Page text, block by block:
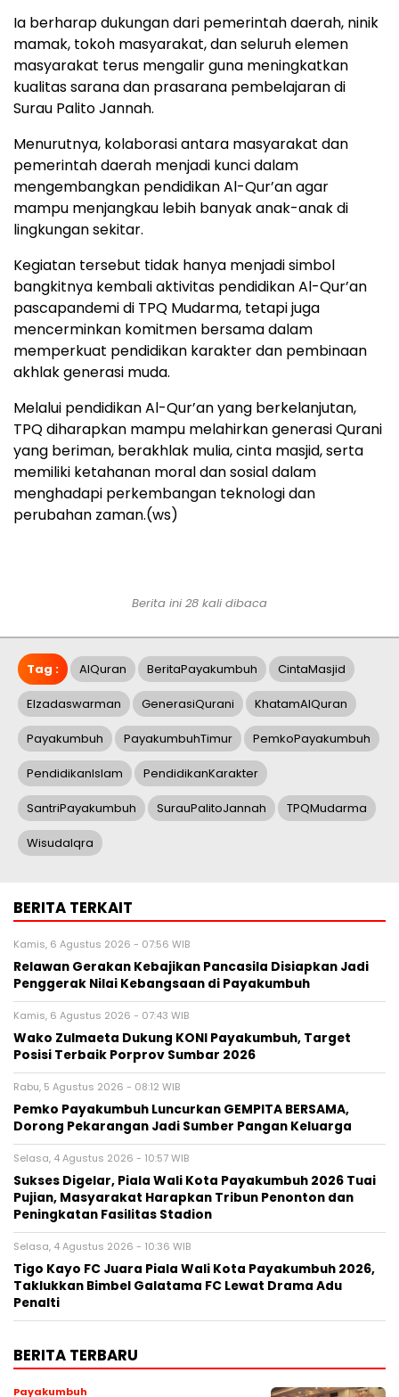
Ia berharap dukungan dari pemerintah daerah, ninik
mamak, tokoh masyarakat, dan seluruh elemen
masyarakat terus mengalir guna meningkatkan
kualitas sarana dan prasarana pembelajaran di
Surau Palito Jannah.
Menurutnya, kolaborasi antara masyarakat dan
pemerintah daerah menjadi kunci dalam
mengembangkan pendidikan Al-Qur’an agar
mampu menjangkau lebih banyak anak-anak di
lingkungan sekitar.
Kegiatan tersebut tidak hanya menjadi simbol
bangkitnya kembali aktivitas pendidikan Al-Qur’an
pascapandemi di TPQ Mudarma, tetapi juga
mencerminkan komitmen bersama dalam
memperkuat pendidikan karakter dan pembinaan
akhlak generasi muda.
Melalui pendidikan Al-Qur’an yang berkelanjutan,
TPQ diharapkan mampu melahirkan generasi Qurani
yang beriman, berakhlak mulia, cinta masjid, serta
memiliki ketahanan moral dan sosial dalam
menghadapi perkembangan teknologi dan
perubahan zaman.(ws)
Berita ini 28 kali dibaca
Tag : AlQuran BeritaPayakumbuh CintaMasjid
Elzadaswarman GenerasiQurani KhatamAlQuran
Payakumbuh PayakumbuhTimur PemkoPayakumbuh
PendidikanIslam PendidikanKarakter
SantriPayakumbuh SurauPalitoJannah TPQMudarma
WisudaIqra
BERITA TERKAIT
Kamis, 6 Agustus 2026 - 07:56 WIB
Relawan Gerakan Kebajikan Pancasila Disiapkan Jadi
Penggerak Nilai Kebangsaan di Payakumbuh
Kamis, 6 Agustus 2026 - 07:43 WIB
Wako Zulmaeta Dukung KONI Payakumbuh, Target
Posisi Terbaik Porprov Sumbar 2026
Rabu, 5 Agustus 2026 - 08:12 WIB
Pemko Payakumbuh Luncurkan GEMPITA BERSAMA,
Dorong Pekarangan Jadi Sumber Pangan Keluarga
Selasa, 4 Agustus 2026 - 10:57 WIB
Sukses Digelar, Piala Wali Kota Payakumbuh 2026 Tuai
Pujian, Masyarakat Harapkan Tribun Penonton dan
Peningkatan Fasilitas Stadion
Selasa, 4 Agustus 2026 - 10:36 WIB
Tigo Kayo FC Juara Piala Wali Kota Payakumbuh 2026,
Taklukkan Bimbel Galatama FC Lewat Drama Adu
Penalti
BERITA TERBARU
Payakumbuh